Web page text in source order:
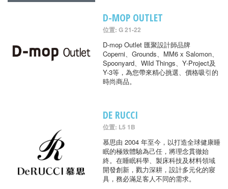
D-MOP OUTLET
位置: G 21-22
D-mop Outlet 匯聚設計師品牌
Coperni、Grounds、MM6 x Salomon、
Spoonyard、Wild Things、Y-Project及
Y-3等，為您帶來精心挑選、價格吸引的
時尚商品。
DE RUCCI
位置: L5 1B
慕思由 2004 年至今，以打造全球健康睡
眠的極致體驗為己任，將理念貫徹始
終。在睡眠科學、製床科技及材料領域
開發創新，戮力深耕，設計多元化的寢
具，務必滿足客人不同的需求。